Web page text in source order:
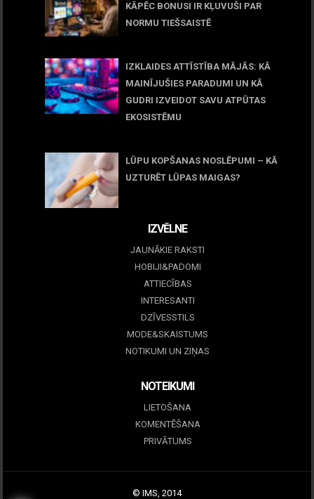
KĀPĒC BONUSI IR KĻUVUŠI PAR
NORMU TIEŠSAISTĒ
IZKLAIDES ATTĪSTĪBA MĀJĀS: KĀ
MAINĪJUŠIES PARADUMI UN KĀ
GUDRI IZVEIDOT SAVU ATPŪTAS
EKOSISTĒMU
LŪPU KOPŠANAS NOSLĒPUMI – KĀ
UZTURĒT LŪPAS MAIGAS?
IZVĒLNE
JAUNĀKIE RAKSTI
HOBIJI&PADOMI
ATTIECĪBAS
INTERESANTI
DZĪVESSTILS
MODE&SKAISTUMS
NOTIKUMI UN ZIŅAS
NOTEIKUMI
LIETOŠANA
KOMENTĒŠANA
PRIVĀTUMS
© IMS, 2014